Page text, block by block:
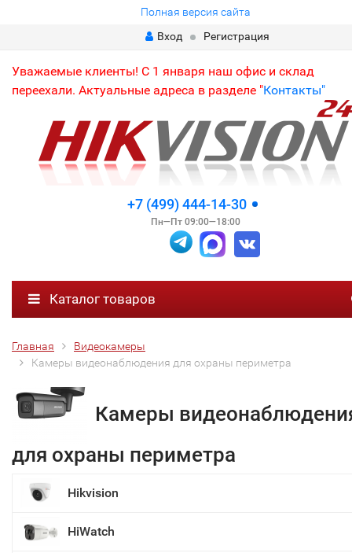
Полная версия сайта
Вход
Регистрация
Уважаемые клиенты! С 1 января наш офис и склад
переехали. Актуальные адреса в разделе "Контакты"
+7 (499) 444-14-30
Пн—Пт 09:00—18:00
Каталог товаров
Главная
Видеокамеры
Камеры видеонаблюдения для охраны периметра
Камеры
для охраны периметра
Hikvision
HiWatch